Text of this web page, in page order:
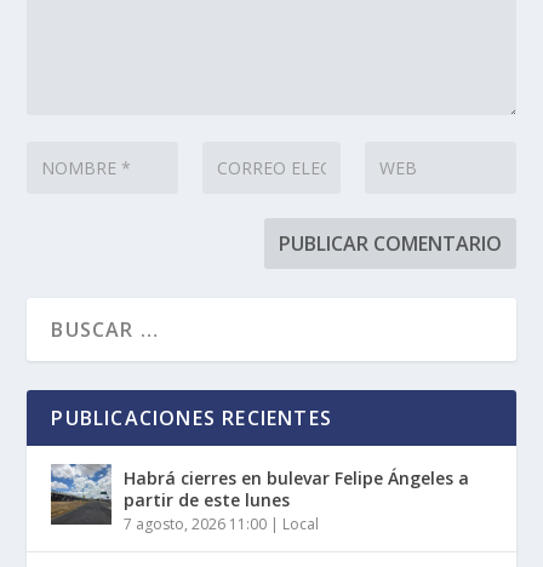
PUBLICACIONES RECIENTES
Habrá cierres en bulevar Felipe Ángeles a
partir de este lunes
7 agosto, 2026 11:00 | Local